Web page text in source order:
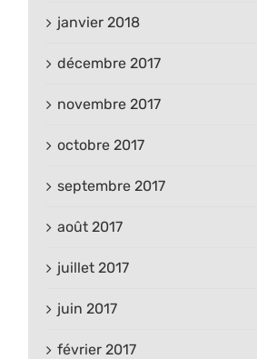
janvier 2018
décembre 2017
novembre 2017
octobre 2017
septembre 2017
août 2017
juillet 2017
juin 2017
février 2017